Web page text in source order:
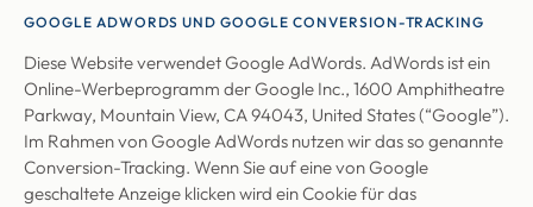
GOOGLE ADWORDS UND GOOGLE CONVERSION-TRACKING
Diese Website verwendet Google AdWords. AdWords ist ein
Online-Werbeprogramm der Google Inc., 1600 Amphitheatre
Parkway, Mountain View, CA 94043, United States (“Google”).
Im Rahmen von Google AdWords nutzen wir das so genannte
Conversion-Tracking. Wenn Sie auf eine von Google
geschaltete Anzeige klicken wird ein Cookie für das